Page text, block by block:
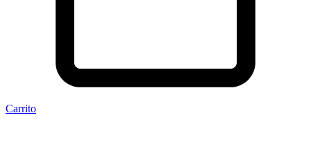
Carrito